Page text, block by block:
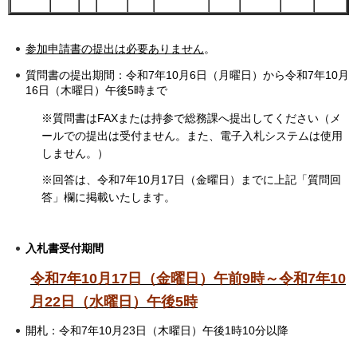
参加申請書の提出は必要ありません。
質問書の提出期間：令和7年10月6日（月曜日）から令和7年10月
16日（木曜日）午後5時まで
※質問書はFAXまたは持参で総務課へ提出してください（メ
ールでの提出は受付ません。また、電子入札システムは使用
しません。）
※回答は、令和7年10月17日（金曜日）までに上記「質問回
答」欄に掲載いたします。
入札書受付期間
令和7年10月17日（金曜日）午前9時～令和7年10
月22日（水曜日）午後5時
開札：令和7年10月23日（木曜日）午後1時10分以降